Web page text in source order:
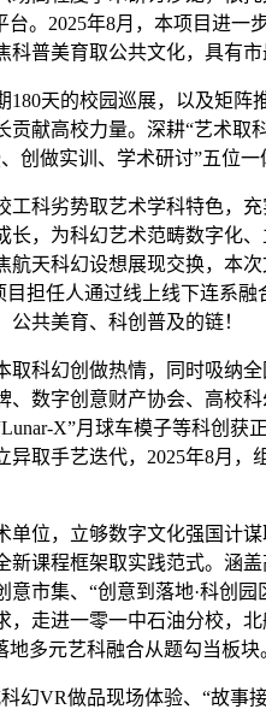
。2025年8月，本项目进
普美育取公共文化，具有市
天的校园巡展，以及矩阵
献高校力量。深耕“艺术
创做实训、学术研讨”五位一
劣势取艺术学科特色，
，为科幻艺术范畴数字化
天科幻设想展现交换，本
担任人通过线上线下连系
共美育、科创普及的链！
幻创做热情，同时吸纳
数字创意财产协会、高校
X”月球车模子等科创
取手艺迭代，2025年8月
，立够数字文化强国计
课程框架取实践范式。涵
市集、“创意到落地·科创
走进一零一中石油分校，
多元艺科融合从题勾当板块
做品现场体验、“故事